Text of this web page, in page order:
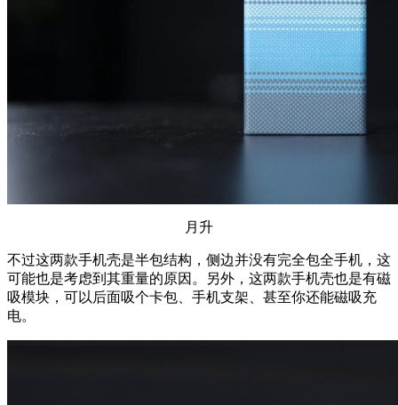
月升
不过这两款手机壳是半包结构，侧边并没有完全包全手机，这
可能也是考虑到其重量的原因。另外，这两款手机壳也是有磁
吸模块，可以后面吸个卡包、手机支架、甚至你还能磁吸充
电。